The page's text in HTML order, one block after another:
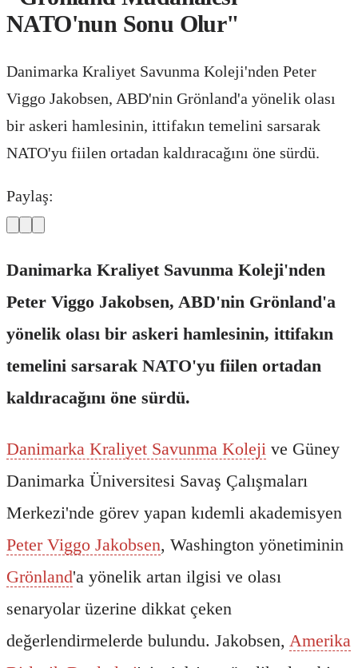
NATO'nun Sonu Olur"
Danimarka Kraliyet Savunma Koleji'nden Peter
Viggo Jakobsen, ABD'nin Grönland'a yönelik olası
bir askeri hamlesinin, ittifakın temelini sarsarak
NATO'yu fiilen ortadan kaldıracağını öne sürdü.
Paylaş:
Danimarka Kraliyet Savunma Koleji'nden
Peter Viggo Jakobsen, ABD'nin Grönland'a
yönelik olası bir askeri hamlesinin, ittifakın
temelini sarsarak NATO'yu fiilen ortadan
kaldıracağını öne sürdü.
Danimarka Kraliyet Savunma Koleji ve Güney
Danimarka Üniversitesi Savaş Çalışmaları
Merkezi'nde görev yapan kıdemli akademisyen
Peter Viggo Jakobsen, Washington yönetiminin
Grönland'a yönelik artan ilgisi ve olası
senaryolar üzerine dikkat çeken
değerlendirmelerde bulundu. Jakobsen, Amerika